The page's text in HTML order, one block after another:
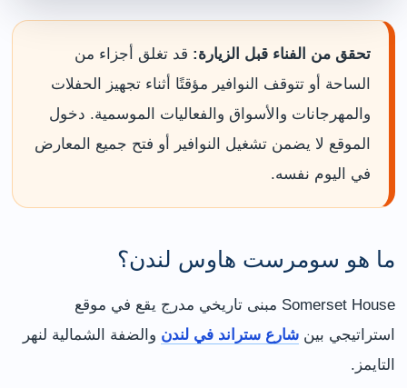
تحقق من الفناء قبل الزيارة: قد تغلق أجزاء من
الساحة أو تتوقف النوافير مؤقتًا أثناء تجهيز الحفلات
والمهرجانات والأسواق والفعاليات الموسمية. دخول
الموقع لا يضمن تشغيل النوافير أو فتح جميع المعارض
في اليوم نفسه.
ما هو سومرست هاوس لندن؟
Somerset House مبنى تاريخي مدرج يقع في موقع
استراتيجي بين شارع ستراند في لندن والضفة الشمالية لنهر
التايمز.